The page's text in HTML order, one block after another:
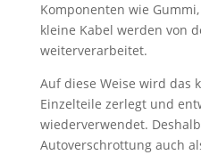
Komponenten wie
kleine Kabel werden von
weiterverarbeitet.
Auf diese Weise wird das
Einzelteile zerlegt und
wiederverwendet.
Autoverschrottung auch